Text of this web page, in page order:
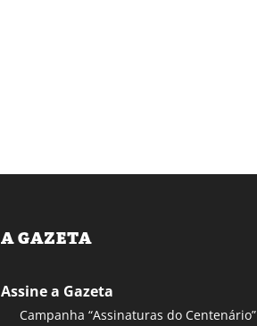
A GAZETA
Assine a Gazeta
Campanha “Assinaturas do Centenário”